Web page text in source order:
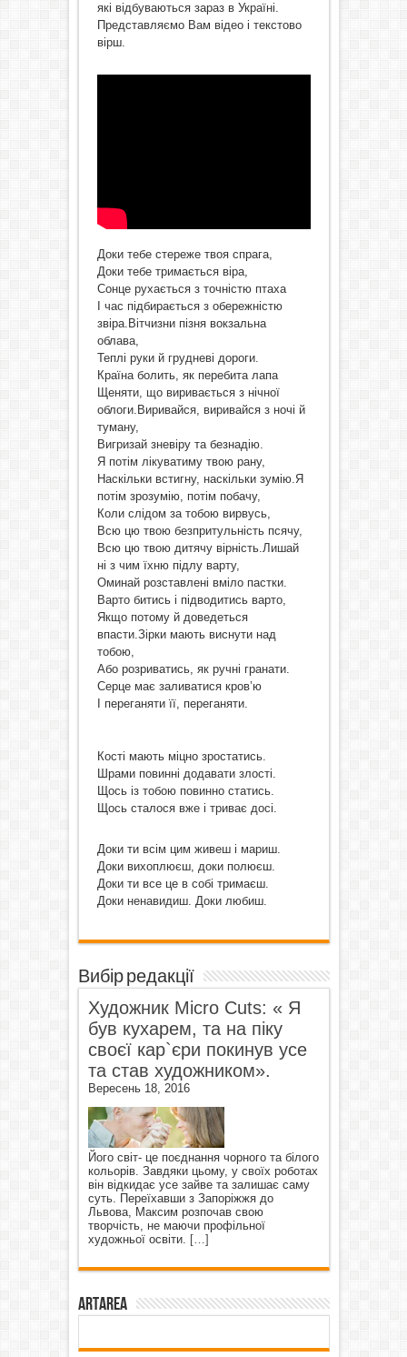
які відбуваються зараз в Україні.
Представляємо Вам відео і текстово
вірш.
Доки тебе стереже твоя спрага,
Доки тебе тримається віра,
Сонце рухається з точністю птаха
І час підбирається з обережністю
звіра.Вітчизни пізня вокзальна
облава,
Теплі руки й грудневі дороги.
Країна болить, як перебита лапа
Щеняти, що виривається з нічної
облоги.Виривайся, виривайся з ночі й
туману,
Вигризай зневіру та безнадію.
Я потім лікуватиму твою рану,
Наскільки встигну, наскільки зумію.Я
потім зрозумію, потім побачу,
Коли слідом за тобою вирвусь,
Всю цю твою безпритульність псячу,
Всю цю твою дитячу вірність.Лишай
ні з чим їхню підлу варту,
Оминай розставлені вміло пастки.
Варто битись і підводитись варто,
Якщо потому й доведеться
впасти.Зірки мають виснути над
тобою,
Або розриватись, як ручні гранати.
Серце має заливатися кров’ю
І переганяти її, переганяти.
Кості мають міцно зростатись.
Шрами повинні додавати злості.
Щось із тобою повинно статись.
Щось сталося вже і триває досі.
Доки ти всім цим живеш і мариш.
Доки вихоплюєш, доки полюєш.
Доки ти все це в собі тримаєш.
Доки ненавидиш. Доки любиш.
Вибір редакції
Художник Micro Cuts: « Я
був кухарем, та на піку
своєї кар`єри покинув усе
та став художником».
Вересень 18, 2016
Його світ- це поєднання чорного та білого
кольорів. Завдяки цьому, у своїх роботах
він відкидає усе зайве та залишає саму
суть. Переїхавши з Запоріжжя до
Львова, Максим розпочав свою
творчість, не маючи профільної
художньої освіти. […]
ArtArea